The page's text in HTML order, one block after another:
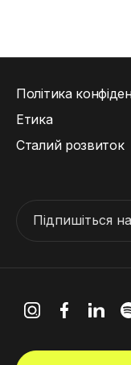
Підпишіться
Політика
Етика
Сталий розвиток